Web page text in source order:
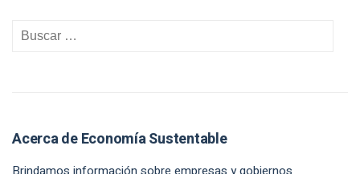
Acerca de Economía Sustentable